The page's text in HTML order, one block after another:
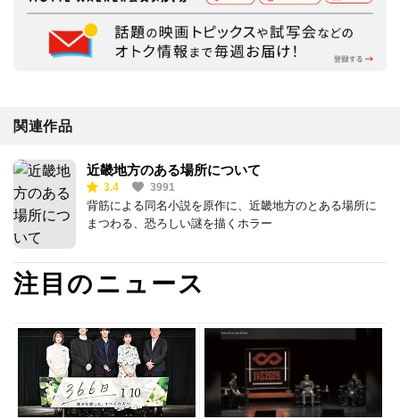
関連作品
近畿地方のある場所について
3.4 3991
背筋による同名小説を原作に、近畿地方のとある場所に
まつわる、恐ろしい謎を描くホラー
注目のニュース